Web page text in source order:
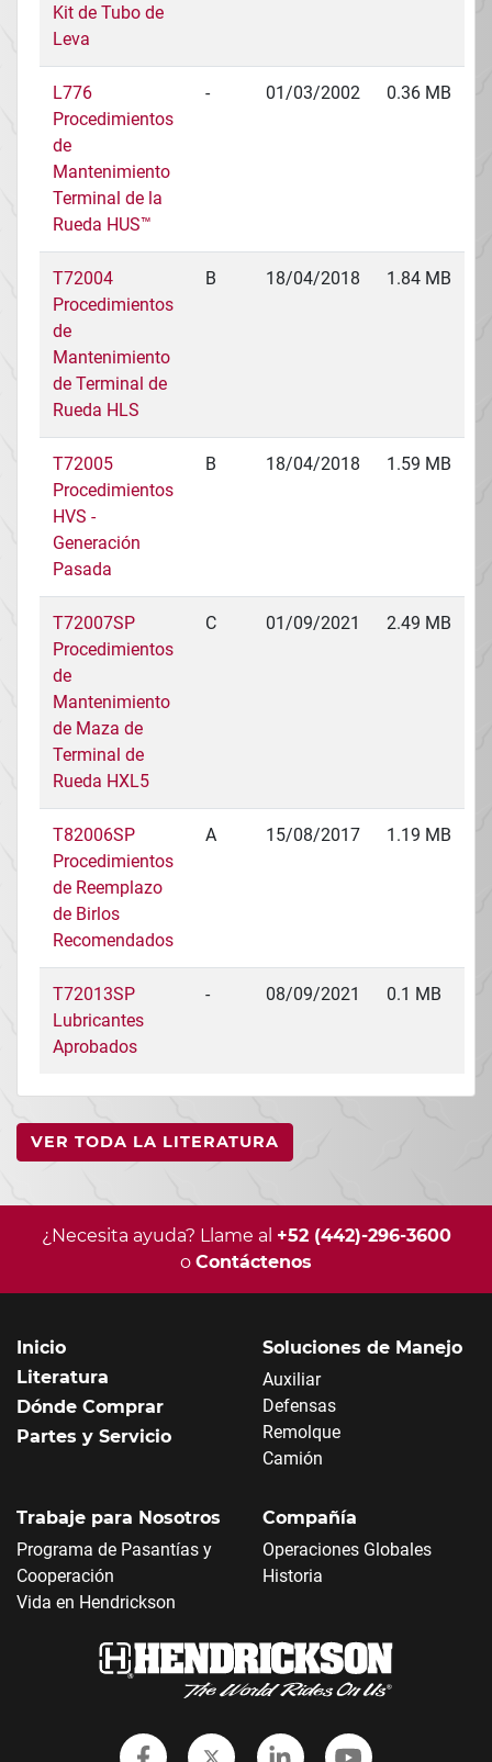
Kit de Tubo de
Leva
L776
Procedimientos
de
Mantenimiento
Terminal de la
Rueda HUS™
- 01/03/2002 0.36 MB
T72004
Procedimientos
de
Mantenimiento
de Terminal de
Rueda HLS
B 18/04/2018 1.84 MB
T72005
Procedimientos
HVS -
Generación
Pasada
B 18/04/2018 1.59 MB
T72007SP
Procedimientos
de
Mantenimiento
de Maza de
Terminal de
Rueda HXL5
C 01/09/2021 2.49 MB
T82006SP
Procedimientos
de Reemplazo
de Birlos
Recomendados
A 15/08/2017 1.19 MB
T72013SP
Lubricantes
Aprobados
- 08/09/2021 0.1 MB
VER TODA LA LITERATURA
¿Necesita ayuda? Llame al +52 (442)-296-3600
o Contáctenos
Inicio
Literatura
Dónde Comprar
Partes y Servicio
Soluciones de Manejo
Auxiliar
Defensas
Remolque
Camión
Trabaje para Nosotros
Programa de Pasantías y
Cooperación
Vida en Hendrickson
Compañía
Operaciones Globales
Historia
Follow Hendrickson on
Follow Hendrickson on
FollowFollow